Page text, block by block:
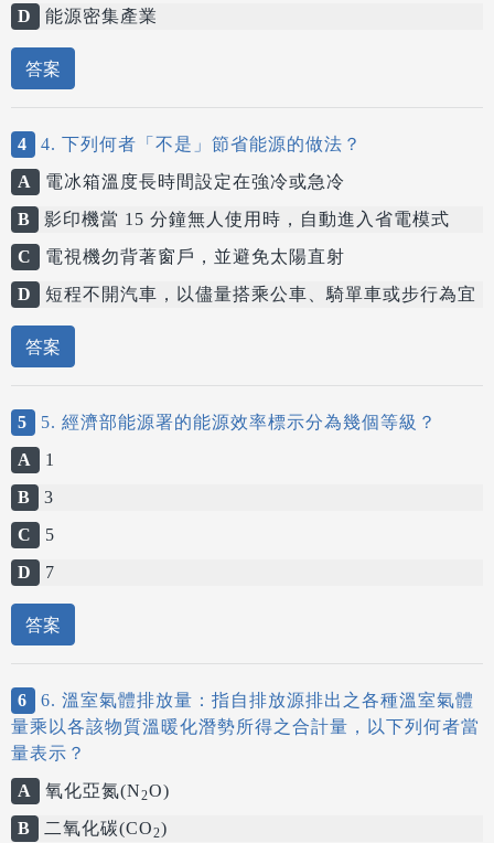
D
能源密集產業
答案
4
4. 下列何者「不是」節省能源的做法？
A
電冰箱溫度長時間設定在強冷或急冷
B
影印機當 15 分鐘無人使用時，自動進入省電模式
C
電視機勿背著窗戶，並避免太陽直射
D
短程不開汽車，以儘量搭乘公車、騎單車或步行為宜
答案
5
5. 經濟部能源署的能源效率標示分為幾個等級？
A
1
B
3
C
5
D
7
答案
6
6. 溫室氣體排放量：指自排放源排出之各種溫室氣體
量乘以各該物質溫暖化潛勢所得之合計量，以下列何者當
量表示？
A
氧化亞氮(N2O)
B
二氧化碳(CO2)